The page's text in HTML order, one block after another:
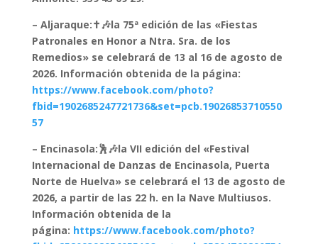
– Aljaraque:✝️🎶la 75ª edición de las «Fiestas
Patronales en Honor a Ntra. Sra. de los
Remedios» se celebrará de 13 al 16 de agosto de
2026. Información obtenida de la página:
https://www.facebook.com/photo?
fbid=1902685247721736&set=pcb.19026853710550
57
– Encinasola:🕺🎶la VII edición del «Festival
Internacional de Danzas de Encinasola, Puerta
Norte de Huelva» se celebrará el 13 de agosto de
2026, a partir de las 22 h. en la Nave Multiusos.
Información obtenida de la
página: https://www.facebook.com/photo?